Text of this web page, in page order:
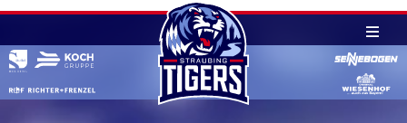
Skip
content